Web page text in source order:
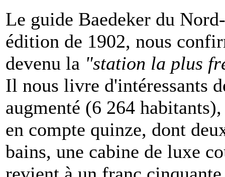
Le guide Baedeker du
édition de 1902, nous
devenu la "station la plus
Il nous livre d'intéressants
augmenté (6 264
en compte quinze, dont
bains, une cabine de luxe